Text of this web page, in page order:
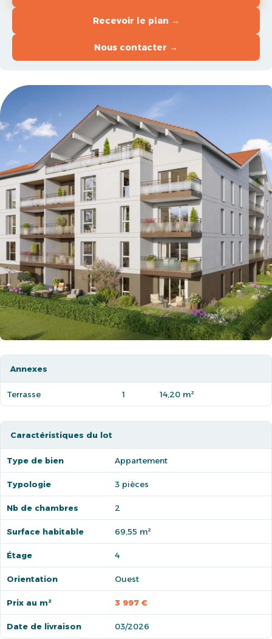
Recevoir le plan →
Nous contacter →
Annexes
Terrasse 1 14,20 m²
Caractéristiques du lot
Type de bien Appartement
Typologie 3 pièces
Nb de chambres 2
Surface habitable 69,55 m²
Étage 4
Orientation Ouest
Prix au m² 3 997 €
Date de livraison 03/2026